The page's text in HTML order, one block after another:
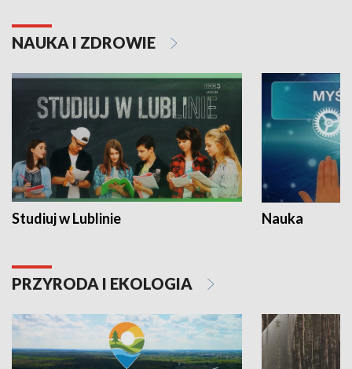
NAUKA I ZDROWIE
Studiuj w Lublinie Nauka
PRZYRODA I EKOLOGIA